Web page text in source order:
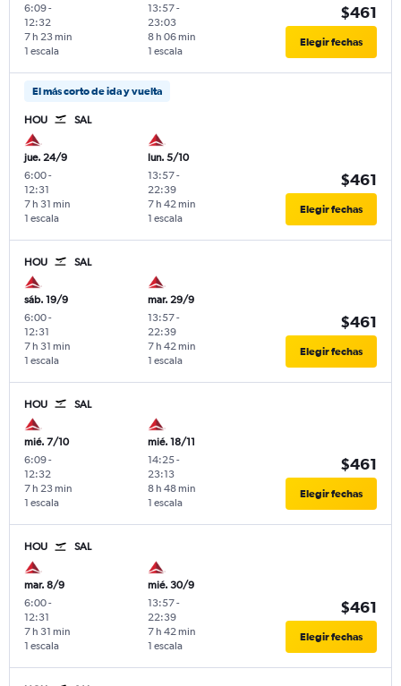
6:09-
12:32
1 escala
7 h 23 min
13:57-
23:03
1 escala
8 h 06 min
$461
Elegir fechas
El más corto de ida y vuelta
HOU SAL
jue. 24/9
6:00-
12:31
1 escala
7 h 31 min
lun. 5/10
13:57-
22:39
1 escala
7 h 42 min
$461
Elegir fechas
HOU SAL
sáb. 19/9
6:00-
12:31
1 escala
7 h 31 min
mar. 29/9
13:57-
22:39
1 escala
7 h 42 min
$461
Elegir fechas
HOU SAL
mié. 7/10
6:09-
12:32
1 escala
7 h 23 min
mié. 18/11
14:25-
23:13
1 escala
8 h 48 min
$461
Elegir fechas
HOU SAL
mar. 8/9
6:00-
12:31
1 escala
7 h 31 min
mié. 30/9
13:57-
22:39
1 escala
7 h 42 min
$461
Elegir fechas